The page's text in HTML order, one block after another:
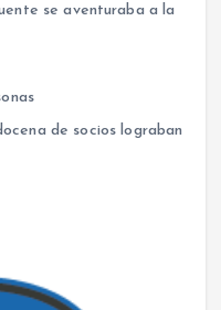
se aventuraba a la
de socios lograban